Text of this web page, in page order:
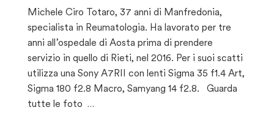
Michele Ciro Totaro, 37 anni di Manfredonia,
specialista in Reumatologia. Ha lavorato per tre
anni all’ospedale di Aosta prima di prendere
servizio in quello di Rieti, nel 2016. Per i suoi scatti
utilizza una Sony A7RII con lenti Sigma 35 f1.4 Art,
Sigma 180 f2.8 Macro, Samyang 14 f2.8. Guarda
tutte le foto …